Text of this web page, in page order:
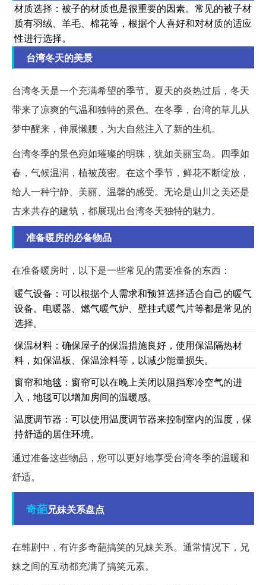
材质选择：被子的材质也是很重要的因素。常见的被子材
质有羽绒、羊毛、棉花等，根据个人喜好和对材质的适应
性进行选择。
台湾冬天的美景
台湾冬天是一个充满希望的季节。夏天的炎热过后，冬天
带来了凉爽的气温和独特的景色。在冬季，台湾的草儿从
梦中醒来，伸展懒腰，为大自然注入了新的生机。
台湾冬季的景色宛如璀璨的明珠，犹如美丽宝岛。四季如
春，气候温润，植被茂密。在这个季节，鲜花不断绽放，
给人一种宁静、美丽、温馨的感受。无论是山川之美还是
古来共存的建筑，都展现出台湾冬天独特的魅力。
准备暖房的必备物品
在准备暖房时，以下是一些常见的需要准备的东西：
暖气设备：可以根据个人需求和预算选择适合自己的暖气
设备。电暖器、燃气暖气炉、壁挂式暖气片等都是常见的
选择。
保温材料：确保屋子的保温措施良好，使用保温隔热材
料，如保温板、保温涂料等，以减少能量损失。
窗帘和地毯：窗帘可以在晚上关闭以阻挡寒冷空气的进
入，地毯可以增加房间的温暖感。
温度调节器：可以使用温度调节器来控制室内的温度，保
持舒适的居住环境。
通过准备这些物品，您可以更好地享受台湾冬季的温暖和
舒适。
奇葩兄妹关系盘点
在韩剧中，有许多奇葩搞笑的兄妹关系。通常情况下，兄
妹之间的互动都充满了搞笑元素。